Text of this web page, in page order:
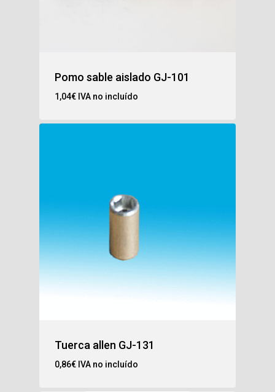
Pomo sable aislado GJ-101
1,04€ IVA no incluído
Tuerca allen GJ-131
0,86€ IVA no incluído